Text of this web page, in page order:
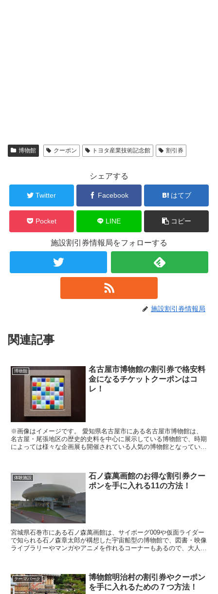
博物館 クーポン トヨタ産業技術記念館 割引券
シェアする
Twitter Facebook はてブ
Pocket LINE コピー
施設割引券情報局をフォローする
施設割引券情報局
関連記事
博物館
名古屋市博物館の割引券で格安料
金になるチケットクーポンはコ
レ！
※画像はイメージです。 愛知県名古屋市にある名古屋市博物館は、
名古屋・尾張地区の歴史的史料を中心に展示している博物館で、時期
によっては様々な企画展も開催されている人気の博物館となっていま
体験施設
石ノ森萬画館のお得な割引券クー
ポンを手に入れる11の方法！
宮城県石巻市にある石ノ森萬画館は、サイボーグ009や仮面ライダー
で知られる石ノ森章太郎が構想した宇宙船型の博物館で、図書・映像
ライブラリーやマンガやアニメを作れるコーナーもあるので、大人か
テーマパーク
博物館明治村の割引券やクーポン
を手に入れるための７つ方法！